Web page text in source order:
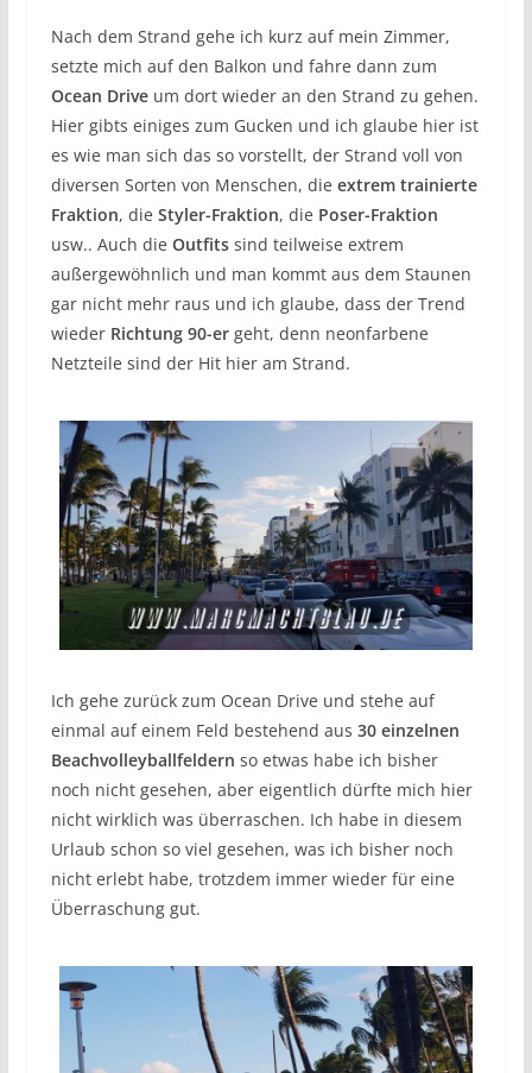
Nach dem Strand gehe ich kurz auf mein Zimmer,
setzte mich auf den Balkon und fahre dann zum
Ocean Driveum dort wieder an den Strand zu gehen.
Hier gibts einiges zum Gucken und ich glaube hier ist
es wie man sich das so vorstellt, der Strand voll von
diversen Sorten von Menschen, die extrem trainierte
Fraktion, die Styler-Fraktion, die Poser-Fraktion
usw.. Auch die Outfitssind teilweise extrem
außergewöhnlich und man kommt aus dem Staunen
gar nicht mehr raus und ich glaube, dass der Trend
wieder Richtung 90-ergeht, denn neonfarbene
Netzteile sind der Hit hier am Strand.
Ich gehe zurück zum Ocean Drive und stehe auf
einmal auf einem Feld bestehend aus 30 einzelnen
Beachvolleyballfeldern so etwas habe ich bisher
noch nicht gesehen, aber eigentlich dürfte mich hier
nicht wirklich was überraschen. Ich habe in diesem
Urlaub schon so viel gesehen, was ich bisher noch
nicht erlebt habe, trotzdem immer wieder für eine
Überraschung gut.